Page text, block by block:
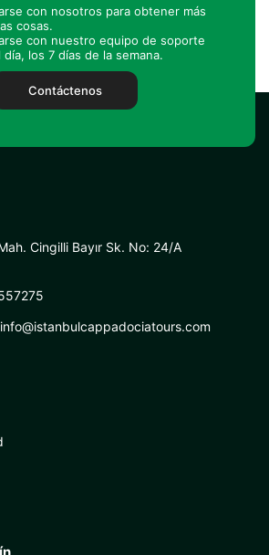
con nosotros para obtener más
cosas.
con nuestro equipo de soporte
los 7 días de la semana.
Contáctenos
Cingilli Bayır Sk. No: 24/A
info@istanbulcappadociatours.com